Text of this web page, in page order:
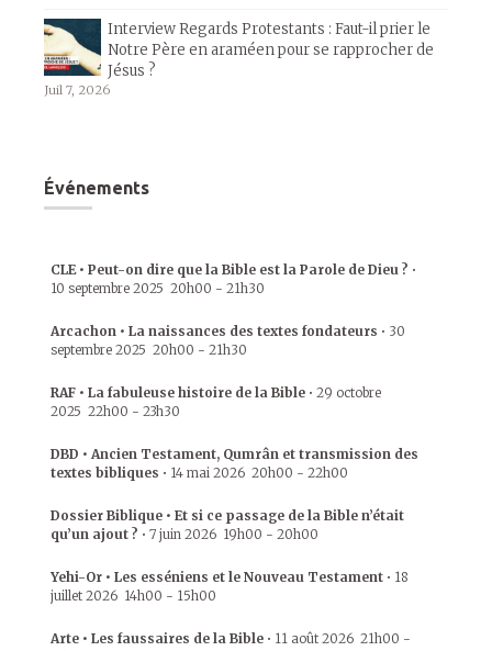
Interview Regards Protestants : Faut-il prier le
Notre Père en araméen pour se rapprocher de
Jésus ?
Juil 7, 2026
Événements
CLE • Peut-on dire que la Bible est la Parole de Dieu ? •
10 septembre 2025 20h00 - 21h30
Arcachon • La naissances des textes fondateurs • 30
septembre 2025 20h00 - 21h30
RAF • La fabuleuse histoire de la Bible • 29 octobre
2025 22h00 - 23h30
DBD • Ancien Testament, Qumrân et transmission des
textes bibliques • 14 mai 2026 20h00 - 22h00
Dossier Biblique • Et si ce passage de la Bible n’était
qu’un ajout ? • 7 juin 2026 19h00 - 20h00
Yehi-Or • Les esséniens et le Nouveau Testament • 18
juillet 2026 14h00 - 15h00
Arte • Les faussaires de la Bible • 11 août 2026 21h00 -